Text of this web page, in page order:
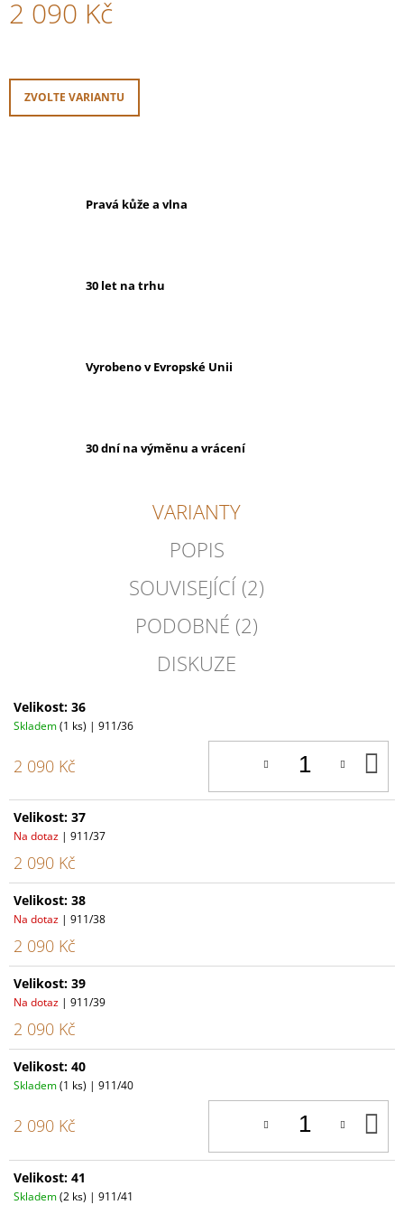
2 090 Kč
ZVOLTE VARIANTU
Pravá kůže a vlna
30 let na trhu
Vyrobeno v Evropské Unii
30 dní na výměnu a vrácení
VARIANTY
POPIS
SOUVISEJÍCÍ (2)
PODOBNÉ (2)
DISKUZE
Velikost: 36
Skladem(1 ks) | 911/36
2 090 Kč
Velikost: 37
Na dotaz | 911/37
2 090 Kč
Velikost: 38
Na dotaz | 911/38
2 090 Kč
Velikost: 39
Na dotaz | 911/39
2 090 Kč
Velikost: 40
Skladem(1 ks) | 911/40
2 090 Kč
Velikost: 41
Skladem(2 ks) | 911/41